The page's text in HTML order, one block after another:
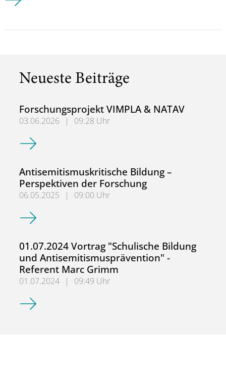
Neueste Beiträge
Forschungsprojekt VIMPLA & NATAV
03.06.2026 |
09:28 Uhr
Forschungsprojekt VIMPLA & NATAV
Antisemitismuskritische Bildung –
Perspektiven der Forschung
06.05.2025 |
09:00 Uhr
Antisemitismuskritische Bildung – Perspektiven der
01.07.2024 Vortrag "Schulische Bildung
und Antisemitismusprävention" -
Referent Marc Grimm
01.07.2024 |
09:49 Uhr
01.07.2024 Vortrag "Schulische Bildung und